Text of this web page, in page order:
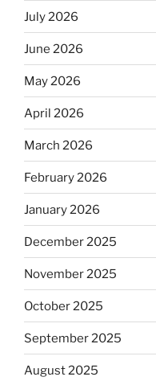
July 2026
June 2026
May 2026
April 2026
March 2026
February 2026
January 2026
December 2025
November 2025
October 2025
September 2025
August 2025